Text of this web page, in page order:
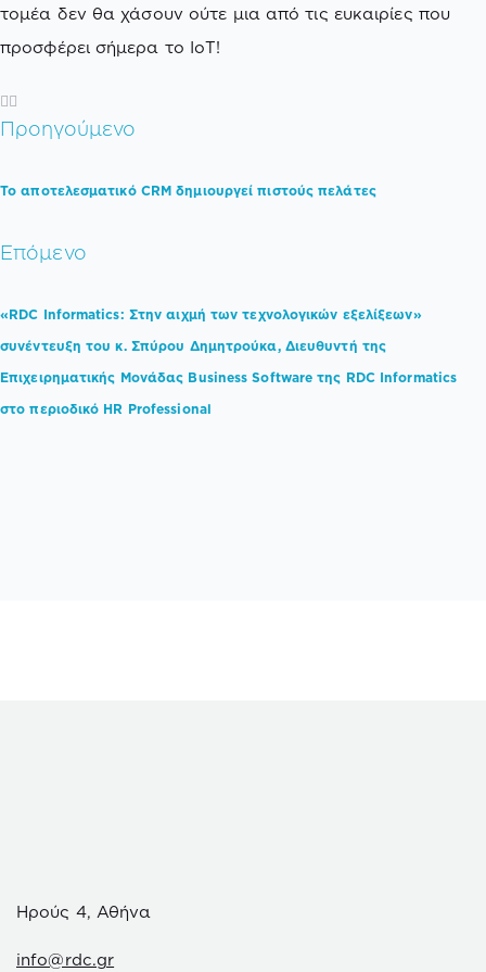
τομέα δεν θα χάσουν ούτε μια από τις ευκαιρίες που
προσφέρει σήμερα το IoT!
Προηγούμενο
Το αποτελεσματικό CRM δημιουργεί πιστούς πελάτες
Επόμενο
«RDC Informatics: Στην αιχμή των τεχνολογικών εξελίξεων»
συνέντευξη του κ. Σπύρου Δημητρούκα, Διευθυντή της
Επιχειρηματικής Μονάδας Business Software της RDC Informatics
στο περιοδικό HR Professional
Ηρούς 4, Αθήνα
info@rdc.gr